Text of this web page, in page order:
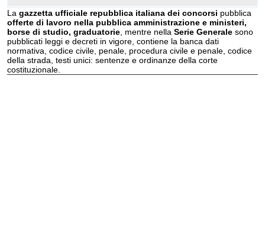
La gazzetta ufficiale repubblica italiana dei concorsi pubblica
offerte di lavoro nella pubblica amministrazione e ministeri,
borse di studio, graduatorie , mentre nella Serie Generale sono
pubblicati leggi e decreti in vigore, contiene la banca dati
normativa, codice civile, penale, procedura civile e penale, codice
della strada, testi unici: sentenze e ordinanze della corte
costituzionale.